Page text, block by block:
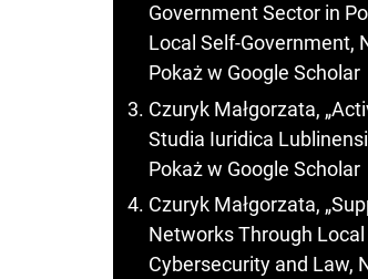
Government Sector in
Local Self-Government,
Pokaż w Google Scholar
Czuryk Małgorzata,
Studia Iuridica
Pokaż w Google Scholar
Czuryk Małgorzata,
Networks Through
Cybersecurity and Law,